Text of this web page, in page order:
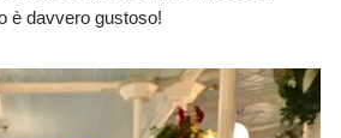
è davvero gustoso!